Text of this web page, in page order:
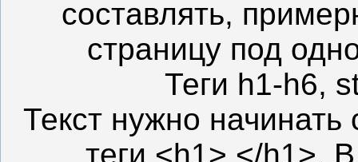
составлять,
страницу под
Теги h1-h6,
Текст нужно
теги <h1> </h1>.